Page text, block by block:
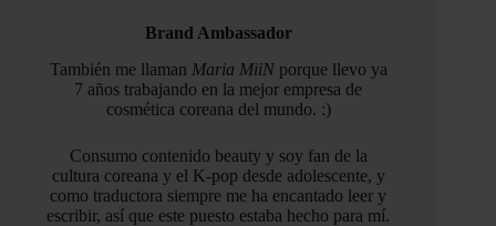
Brand Ambassador
También me llaman Maria MiiNporque llevo ya
7 años trabajando en la mejor empresa de
cosmética coreana del mundo. :)
Consumo contenido beauty y soy fan de la
cultura coreana y el K-pop desde adolescente, y
como traductora siempre me ha encantado leer y
escribir, así que este puesto estaba hecho para mí.